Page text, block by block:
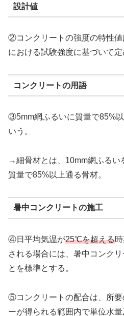
設計値
②コンクリートの強度の特性値
における試験強度に基づいて定
コンクリートの用語
③5mm網ふるいに質量で85%
いう。
→細骨材とは、10mm網ふるい
質量で85%以上通る骨材。
暑中コンクリートの施工
④日平均気温が25℃を超える
される場合には、暑中コンク
とを標準とする。
⑤コンクリートの配合は、所要
ーが得られる範囲内で単位水